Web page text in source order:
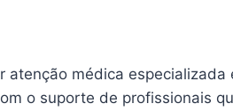
médica
o suporte de profissionais